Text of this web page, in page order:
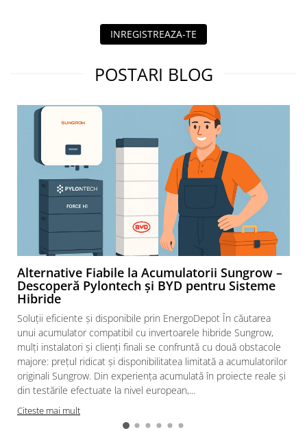
Echipamente de impamantare
Intrerupatoare automate
Intrerupatoare automate de putere
Intrerupatoare automate
Intrerupatoare automate modulare
Separator sarcina
Releu monitorizare tensiune
Separator fuzibil
Separator fuzibil aplicatii
fotovoltaice
Sigurante fuzibile
Aparataj
Aparataj modular
Standard German
Priza
INREGISTREAZA-TE
POSTARI BLOG
Alternative Fiabile la Acumulatorii Sungrow –
Descoperă Pylontech și BYD pentru Sisteme
Hibride
Soluții eficiente și disponibile prin EnergoDepot În căutarea
unui acumulator compatibil cu invertoarele hibride Sungrow,
mulți instalatori și clienți finali se confruntă cu două obstacole
majore: prețul ridicat și disponibilitatea limitată a acumulatorilor
originali Sungrow. Din experiența acumulată în proiecte reale și
din testările efectuate la nivel european,...
Citeste mai mult